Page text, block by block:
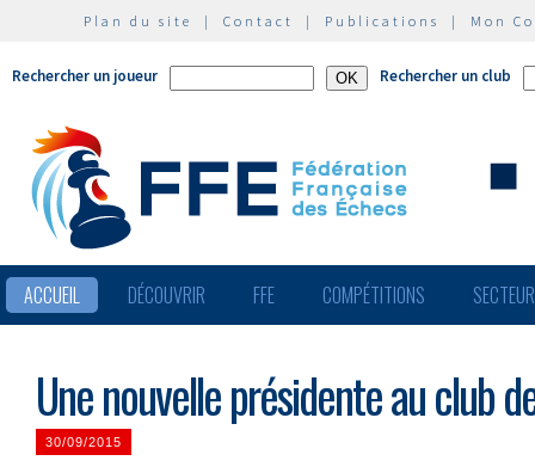
Plan du site | Contact | Publications | Mon
Rechercher un joueur Rechercher un club
ACCUEIL DÉCOUVRIR FFE COMPÉTITIONS
Une nouvelle présidente au club
30/09/2015